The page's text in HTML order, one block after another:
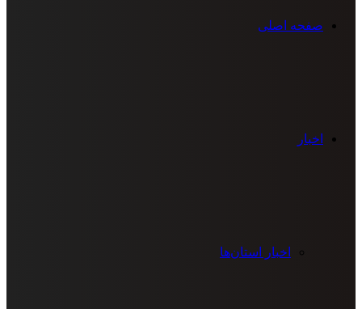
صفحه اصلی
اخبار
اخبار استان‌ها